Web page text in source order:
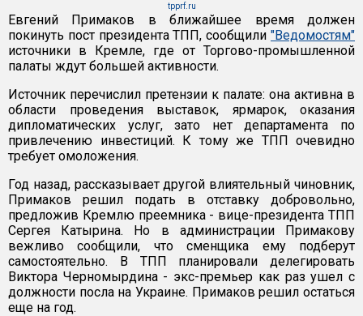
tpprf.ru
Евгений Примаков в ближайшее время должен
покинуть пост президента ТПП, сообщили "Ведомостям"
источники в Кремле, где от Торгово-промышленной
палаты ждут большей активности.
Источник перечислил претензии к палате: она активна в
области проведения выставок, ярмарок, оказания
дипломатических услуг, зато нет департамента по
привлечению инвестиций. К тому же ТПП очевидно
требует омоложения.
Год назад, рассказывает другой влиятельный чиновник,
Примаков решил подать в отставку добровольно,
предложив Кремлю преемника - вице-президента ТПП
Сергея Катырина. Но в администрации Примакову
вежливо сообщили, что сменщика ему подберут
самостоятельно. В ТПП планировали делегировать
Виктора Черномырдина - экс-премьер как раз ушел с
должности посла на Украине. Примаков решил остаться
еще на год.